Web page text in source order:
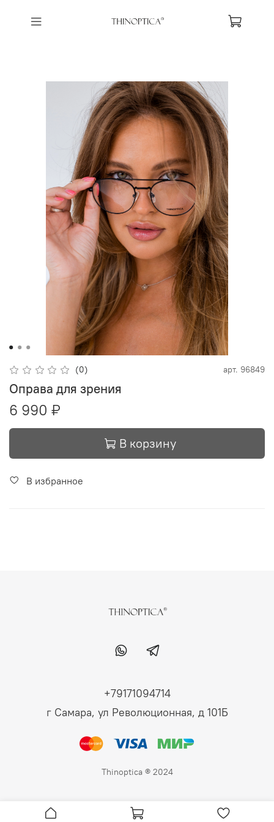
(0) арт. 96849
Оправа для зрения
6 990 ₽
В корзину
В избранное
+79171094714
г Самара, ул Революционная, д 101Б
Thinoptica ® 2024